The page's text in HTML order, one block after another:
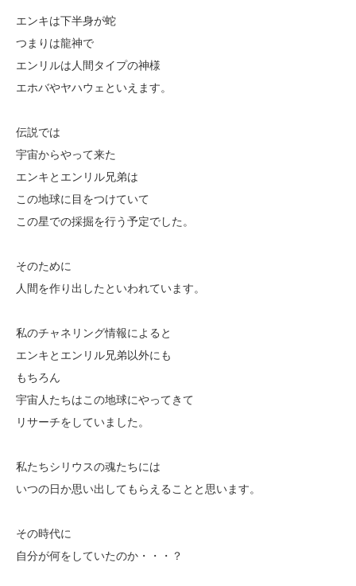
エンキは下半身が蛇
つまりは龍神で
エンリルは人間タイプの神様
エホバやヤハウェといえます。
伝説では
宇宙からやって来た
エンキとエンリル兄弟は
この地球に目をつけていて
この星での採掘を行う予定でした。
そのために
人間を作り出したといわれています。
私のチャネリング情報によると
エンキとエンリル兄弟以外にも
もちろん
宇宙人たちはこの地球にやってきて
リサーチをしていました。
私たちシリウスの魂たちには
いつの日か思い出してもらえることと思います。
その時代に
自分が何をしていたのか・・・？